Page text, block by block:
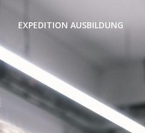
EXPEDITION AUSBILDUNG